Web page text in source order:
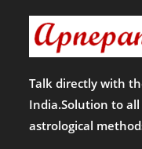
शुभ
मुहूर्त,
कैसे
करें
दिन
नाग
देवता
प्रसन्न!
Talk directly with
India.Solution to
astrological